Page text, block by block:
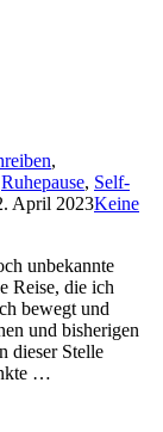
,
Ruhepause, Self-
April 2023Keine
unbekannte
Reise, die ich
bewegt und
und bisherigen
dieser Stelle
…